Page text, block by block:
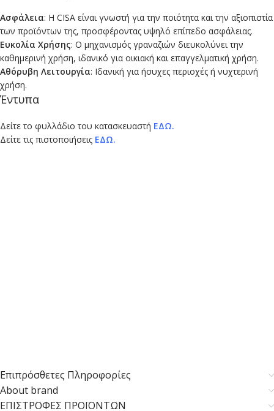
Ασφάλεια: Η CISA είναι γνωστή για την ποιότητα και την αξιοπιστία
των προϊόντων της, προσφέροντας υψηλό επίπεδο ασφάλειας.
Ευκολία Χρήσης: Ο μηχανισμός γραναζιών διευκολύνει την
καθημερινή χρήση, ιδανικό για οικιακή και επαγγελματική χρήση.
Αθόρυβη Λειτουργία: Ιδανική για ήσυχες περιοχές ή νυχτερινή
χρήση.
Έντυπα
Δείτε το φυλλάδιο του κατασκευαστή ΕΔΩ.
Δείτε τις πιστοποιήσεις ΕΔΩ.
Επιπρόσθετες Πληροφορίες
About brand
ΕΠΙΣΤΡΟΦΕΣ ΠΡΟΪΟΝΤΩΝ